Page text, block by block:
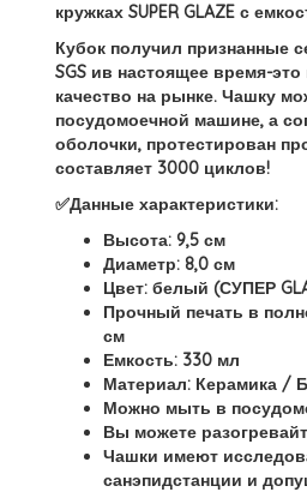
кружках SUPER GLAZE с
Кубок получил признанные
SGS ив настоящее время-
качество на рынке. Чашку
посудомоечной машине, а
оболочки, протестирован
составляет 3000 циклов!
✅Данные характеристики:
Высота: 9,5 см
Диаметр: 8,0 см
Цвет: белый (СУПЕР
Прочный печать в
см
Емкость: 330 мл
Материал: Керамика /
Можно мыть в
Вы можете
Чашки имеют
санэпидстанции и